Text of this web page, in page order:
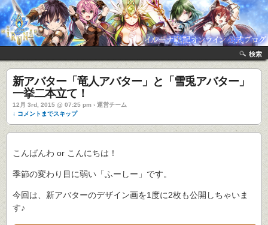
検索
新アバター「竜人アバター」と「雪兎アバター」
一挙二本立て！
12月 3rd, 2015 @ 07:25 pm › 運営チーム
↓ コメントまでスキップ
こんばんわ or こんにちは！
季節の変わり目に弱い「ふーしー」です。
今回は、新アバターのデザイン画を1度に2枚も公開しちゃいま
す♪